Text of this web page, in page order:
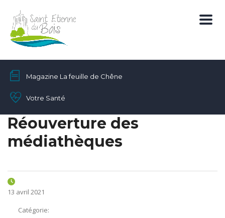
Magazine La feuille de Chêne
Votre Santé
Réouverture des
médiathèques
13 avril 2021
Catégorie: